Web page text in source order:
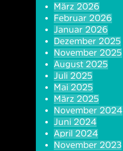
März 2026
Februar 2026
Januar 2026
Dezember 2025
November 2025
August 2025
Juli 2025
Mai 2025
März 2025
November 2024
Juni 2024
April 2024
November 2023